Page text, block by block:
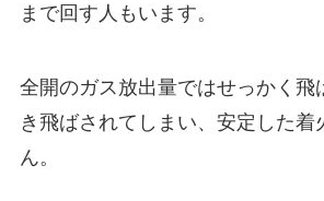
まで回す人もいます。
全開のガス放出量ではせっかく飛
き飛ばされてしまい、安定した着
ん。